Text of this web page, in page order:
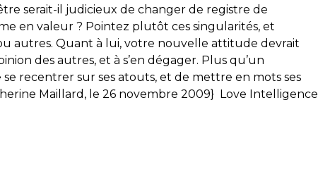
serait-il judicieux de changer de registre de
en valeur ? Pointez plutôt ces singularités, et
autres. Quant à lui, votre nouvelle attitude devrait
des autres, et à s’en dégager. Plus qu’un
recentrer sur ses atouts, et de mettre en mots ses
Maillard, le 26 novembre 2009} Love Intelligence